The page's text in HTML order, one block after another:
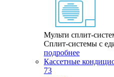
Мульти сплит-
Сплит-системы с
подробнее
Кассетные
73